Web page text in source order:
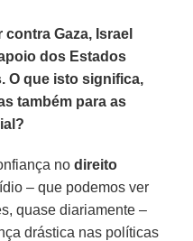
Gaza, Israel
dos Estados
O que isto significa,
também para as
nodireito
– que podemos ver
quase diariamente –
drástica nas políticas